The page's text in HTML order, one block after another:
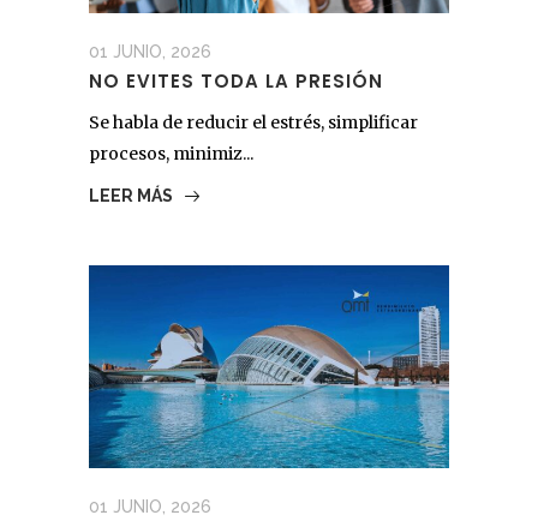
01 JUNIO, 2026
NO EVITES TODA LA PRESIÓN
Se habla de reducir el estrés, simplificar
procesos, minimiz...
LEER MÁS
01 JUNIO, 2026